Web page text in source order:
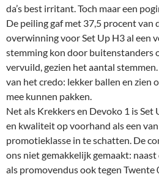
da’s best irritant. Toch maar een
De peiling gaf met 37,5 procent van
overwinning voor Set Up H3 al een
stemming kon door buitenstanders
vervuild, gezien het aantal
van het credo: lekker ballen en zien
mee kunnen pakken.
Net als Krekkers en Devoko 1 is Set
en kwaliteit op voorhand als een
promotieklasse in te schatten. De
ons niet gemakkelijk gemaakt:
als promovendus ook tegen Twente